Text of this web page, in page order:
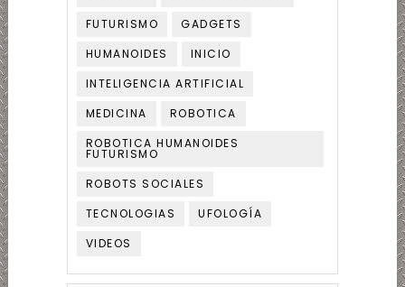
FUTURISMO
GADGETS
HUMANOIDES
INICIO
INTELIGENCIA ARTIFICIAL
MEDICINA
ROBOTICA
ROBOTICA HUMANOIDES
FUTURISMO
ROBOTS SOCIALES
TECNOLOGIAS
UFOLOGÍA
VIDEOS